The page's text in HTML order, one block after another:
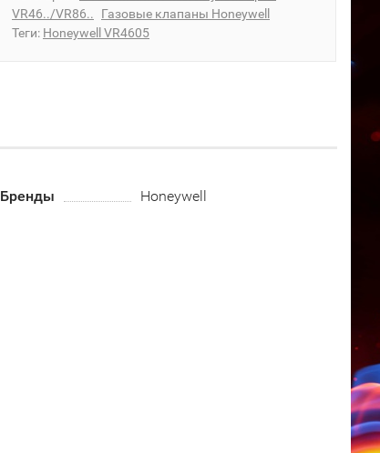
VR46../VR86..
Газовые клапаны Honeywell
Теги: Honeywell VR4605
Бренды Honeywell